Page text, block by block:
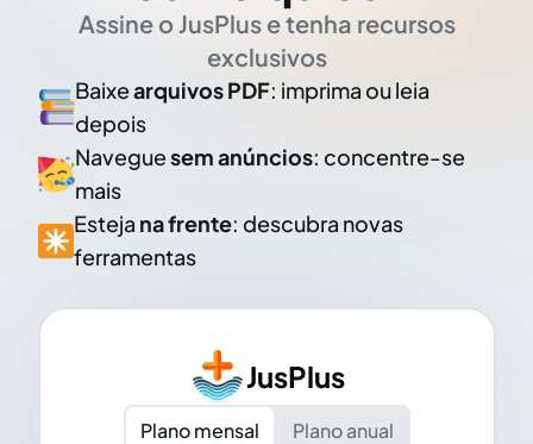
Assine o JusPlus e tenha recursos
exclusivos
Baixearquivos PDF: imprima ou leia
depois
Naveguesem anúncios: concentre-se
mais
Esteja na frente: descubra novas
ferramentas
JusPlus
Plano mensal
Plano anual